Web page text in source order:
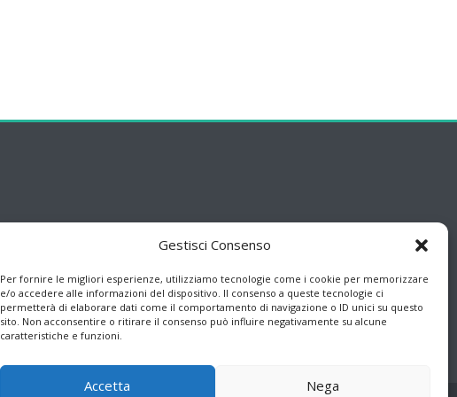
Gestisci Consenso
Per fornire le migliori esperienze, utilizziamo tecnologie come i cookie per memorizzare
e/o accedere alle informazioni del dispositivo. Il consenso a queste tecnologie ci
permetterà di elaborare dati come il comportamento di navigazione o ID unici su questo
sito. Non acconsentire o ritirare il consenso può influire negativamente su alcune
caratteristiche e funzioni.
Accetta Nega